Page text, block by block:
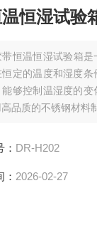
恒湿试验
带恒温恒湿试验箱
恒定的温度和湿度
够控制温湿度的
品质的不锈钢材料
DR-H202
2026-02-27